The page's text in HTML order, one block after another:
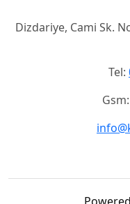
Dizdariye, Cami Sk.
Tel:
Gsm: